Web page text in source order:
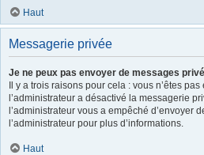
Haut
Messagerie privée
Je ne peux pas envoyer de messages
Il y a trois raisons pour cela : vous n’êtes
l’administrateur a désactivé la messagerie
l’administrateur vous a empêché d’envoyer
l’administrateur pour plus d’informations.
Haut